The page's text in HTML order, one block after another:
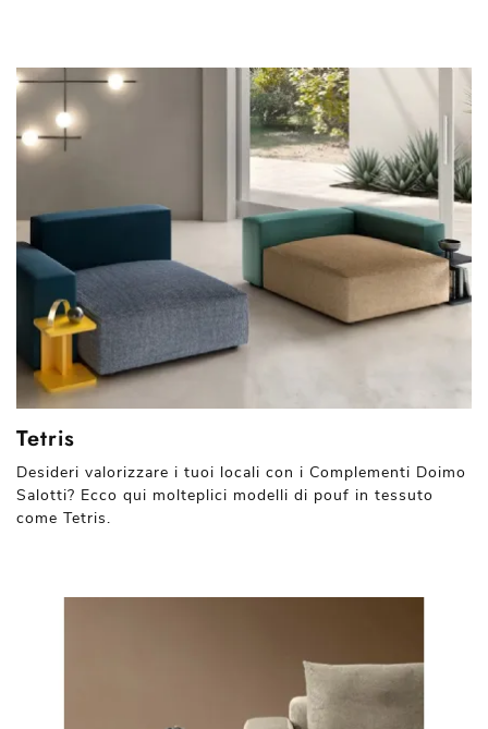
Tetris
Desideri valorizzare i tuoi locali con i Complementi Doimo
Salotti? Ecco qui molteplici modelli di pouf in tessuto
come Tetris.